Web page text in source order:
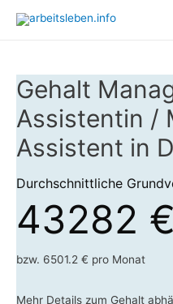
Gehalt
Assistentin /
Assistent in
Durchschnittliche
43282 €
bzw. 6501.2 € pro Monat
Mehr Details zum Gehalt